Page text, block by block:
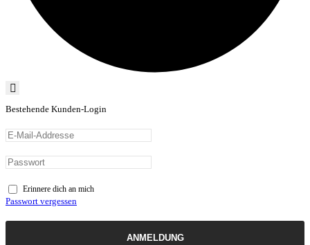
Bestehende Kunden-Login
Erinnere dich an mich
Passwort vergessen
ANMELDUNG